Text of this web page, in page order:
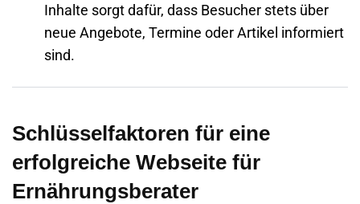
Inhalte sorgt dafür, dass Besucher stets über
neue Angebote, Termine oder Artikel informiert
sind.
Schlüsselfaktoren für eine
erfolgreiche Webseite für
Ernährungsberater